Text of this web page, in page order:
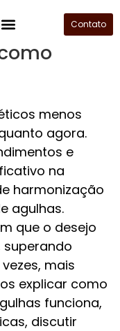
Contato
sem
menos
agora.
e
na
harmonização
agulhas.
que o desejo
superando
mais
explicar como
funciona,
discutir